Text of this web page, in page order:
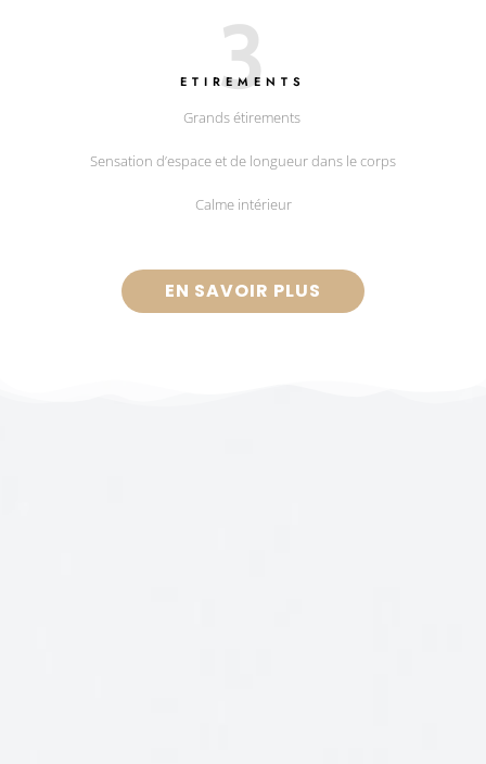
3
ETIREMENTS
Grands étirements
Sensation d’espace et de longueur dans le corps
Calme intérieur
EN SAVOIR PLUS